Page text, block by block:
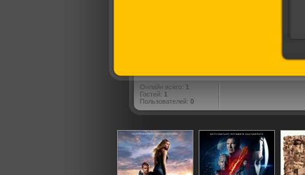
Онлайн всего: 1
Гостей: 1
Пользователей: 0